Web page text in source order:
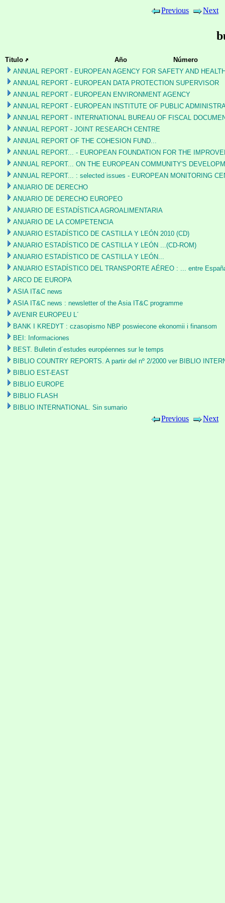
Previous Next
Titulo Año
Número
ANNUAL REPORT - EUROPEAN AGENCY FOR SAFETY AND
ANNUAL REPORT - EUROPEAN DATA PROTECTION SUPERVISOR
ANNUAL REPORT - EUROPEAN ENVIRONMENT AGENCY
ANNUAL REPORT - EUROPEAN INSTITUTE OF PUBLIC
ANNUAL REPORT - INTERNATIONAL BUREAU OF FISCAL
ANNUAL REPORT - JOINT RESEARCH CENTRE
ANNUAL REPORT OF THE COHESION FUND...
ANNUAL REPORT... - EUROPEAN FOUNDATION FOR THE
ANNUAL REPORT... ON THE EUROPEAN COMMUNITY'S
ANNUAL REPORT... : selected issues - EUROPEAN MONITORING
ANUARIO DE DERECHO
ANUARIO DE DERECHO EUROPEO
ANUARIO DE ESTADÍSTICA AGROALIMENTARIA
ANUARIO DE LA COMPETENCIA
ANUARIO ESTADÍSTICO DE CASTILLA Y LEÓN 2010 (CD)
ANUARIO ESTADÍSTICO DE CASTILLA Y LEÓN ...(CD-ROM)
ANUARIO ESTADÍSTICO DE CASTILLA Y LEÓN...
ANUARIO ESTADÍSTICO DEL TRANSPORTE AÉREO : ... entre
ARCO DE EUROPA
ASIA IT&C news
ASIA IT&C news : newsletter of the Asia IT&C programme
AVENIR EUROPEU L´
BANK I KREDYT : czasopismo NBP poswiecone ekonomii i finansom
BEI: Informaciones
BEST. Bulletin d´estudes européennes sur le temps
BIBLIO COUNTRY REPORTS. A partir del nº 2/2000 ver BIBLIO
BIBLIO EST-EAST
BIBLIO EUROPE
BIBLIO FLASH
BIBLIO INTERNATIONAL. Sin sumario
Previous Next